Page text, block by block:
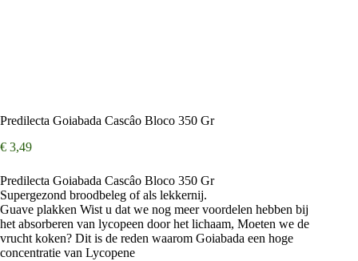
Predilecta Goiabada Cascâo Bloco 350 Gr
€ 3,49
Predilecta Goiabada Cascâo Bloco 350 Gr
Supergezond broodbeleg of als lekkernij.
Guave plakken Wist u dat we nog meer voordelen hebben bij
het absorberen van lycopeen door het lichaam, Moeten we de
vrucht koken? Dit is de reden waarom Goiabada een hoge
concentratie van Lycopene